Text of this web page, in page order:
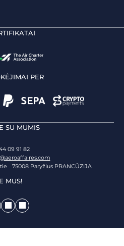
PER
SU MUMIS
09 91 82
75008 Paryžius PRANCŪZIJA
MUS!